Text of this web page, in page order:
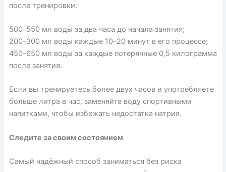
после тренировки:
500–550 мл воды за два часа до начала занятия;
200–300 мл воды каждые 10–20 минут в его процессе;
450–650 мл воды за каждые потерянные 0,5 килограмма
после занятия.
Если вы тренируетесь более двух часов и употребляете
больше литра в час, заменяйте воду спортивными
напитками, чтобы избежать недостатка натрия.
Следите за своим состоянием
Самый надёжный способ заниматься без риска